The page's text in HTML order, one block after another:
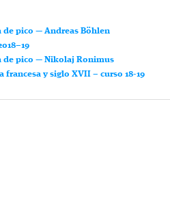
de pico — Andreas Böhlen
de pico — Nikolaj Ronimus
y siglo XVII – curso 18-19